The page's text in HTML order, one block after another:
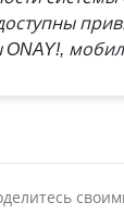
ONAY!,